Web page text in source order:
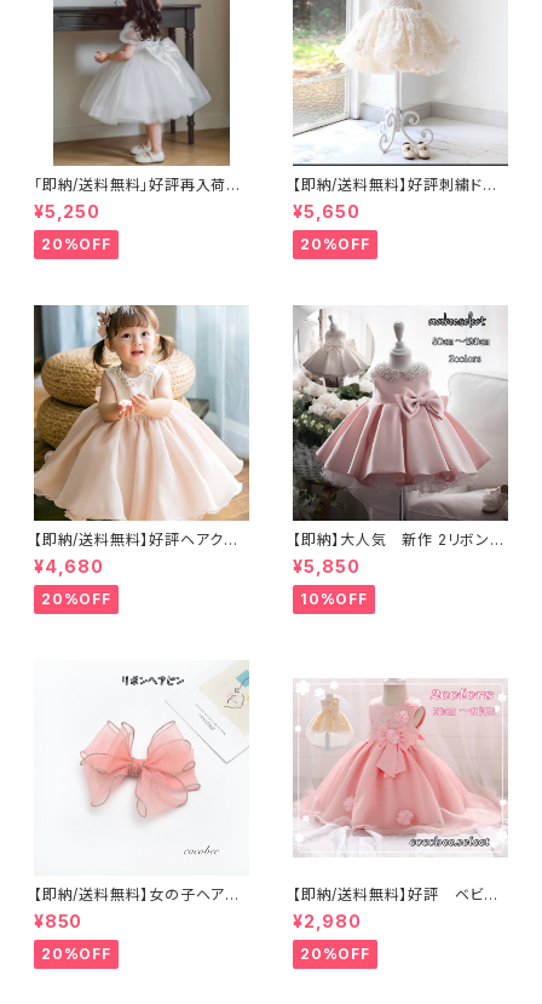
「即納/送料無料」好評再入荷子
供ドレスベビードレスホワイトド
レス 1歳バースデーセレモニー
ドレス結婚式 お誕生日ハーフ
バースデードレス 七五三撮
㎝
¥5,250
20%OFF
【即納/送料無料】好評刺繍ドレ
ス子供ドレス豪華高見えドレ
ス ネックビーズベビードレ
ス 女のドレス子供ドレス 女
の子ワンピース セレモニージ
フラワーガール結婚式 リボン
付き ふんわりボリュームドレス
8090100110120cm
¥5,650
20%OFF
【即納/送料無料】好評ヘアクリッ
プ付き高見え子どもドレスビジ
ューネックラインヘアクリップつ
き ふんわり子供ドレス女の子
フォーマルベビードレス キッズ
¥4,680
20%OFF
【即納】大人気 新作 2リボン
ビーズ襟 子供ワンピースベビ
ードレス セレモニードレス
子供ドレス ホワイトドレス
結婚式フォーマルドレ リングガ
¥5,850
10%OFF
【即納/送料無料】女の子ヘアピ
ンリボンピンク髪飾りリボンヘ
アアクセサリーお誕生日メッシュ
ヘアピン
¥850
20%OFF
【即納/送料無料】好評 ベビー
ドレス 立体お花 リボン 背面
ロング 女の子フォーマル キ
ッズドレス
¥2,980
20%OFF